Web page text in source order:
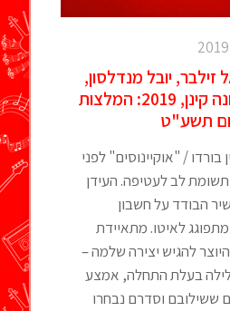
זילבר, יובל מנדלסון,
מוניקה סקס, רונה קינן, 2019: המלצות
תשע"ט
/ "אוקיינוסים" לפני
תשומת לב לעטיפה. העידן
הבודד על חשבון
לאיטו. מתאיידת
להגיש יצירה שלמה –
בעלת התחלה, אמצע
ששילובם וסדרם נבחרו